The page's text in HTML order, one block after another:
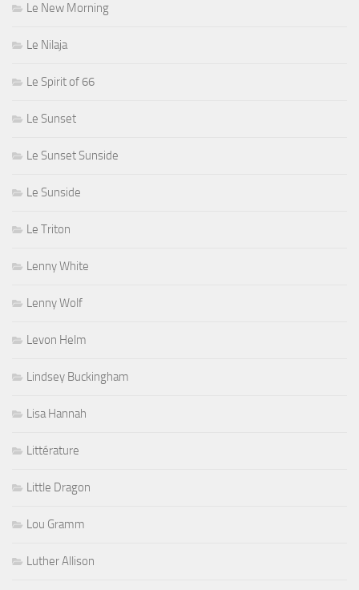
Le New Morning
Le Nilaja
Le Spirit of 66
Le Sunset
Le Sunset Sunside
Le Sunside
Le Triton
Lenny White
Lenny Wolf
Levon Helm
Lindsey Buckingham
Lisa Hannah
Littérature
Little Dragon
Lou Gramm
Luther Allison